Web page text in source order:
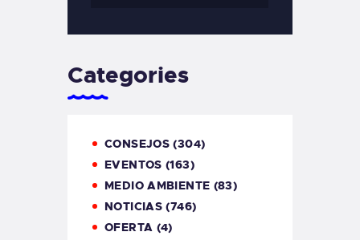
Categories
CONSEJOS (304)
EVENTOS (163)
MEDIO AMBIENTE (83)
NOTICIAS (746)
OFERTA (4)